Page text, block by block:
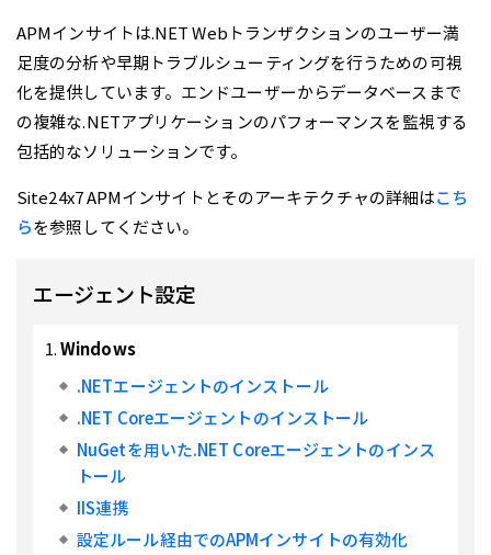
APMインサイトは.NET Webトランザクションのユーザー満
足度の分析や早期トラブルシューティングを行うための可視
化を提供しています。エンドユーザーからデータベースまで
の複雑な.NETアプリケーションのパフォーマンスを監視する
包括的なソリューションです。
Site24x7 APMインサイトとそのアーキテクチャの詳細はこち
らを参照してください。
エージェント設定
Windows
.NETエージェントのインストール
.NET Coreエージェントのインストール
NuGetを用いた.NET Coreエージェントのインス
トール
IIS連携
設定ルール経由でのAPMインサイトの有効化